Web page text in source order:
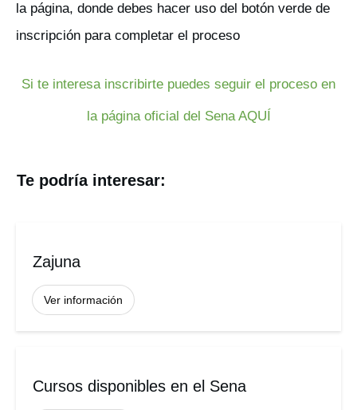
la página, donde debes hacer uso del botón verde de
inscripción para completar el proceso
Si te interesa inscribirte puedes seguir el proceso en
la página oficial del Sena AQUÍ
Te podría interesar:
Zajuna
Ver información
Cursos disponibles en el Sena